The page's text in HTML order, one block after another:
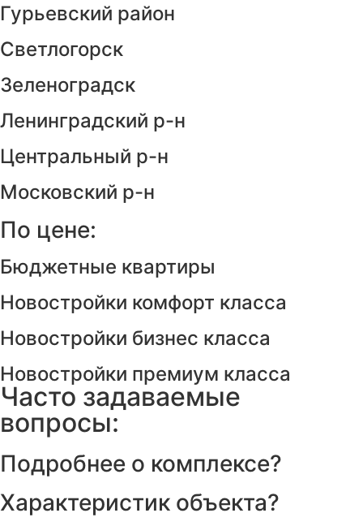
Гурьевский район
Светлогорск
Зеленоградск
Ленинградский р-н
Центральный р-н
Московский р-н
По цене:
Бюджетные квартиры
Новостройки комфорт класса
Новостройки бизнес класса
Новостройки премиум класса
Часто задаваемые
вопросы:
Подробнее о комплексе?
Характеристик объекта?